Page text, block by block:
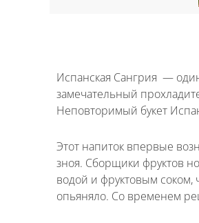
Испанская Сангрия —
замечательный
Неповторимый букет
Этот напиток впервые
зноя. Сборщики фруктов
водой и фруктовым соком,
опьяняло. Со временем